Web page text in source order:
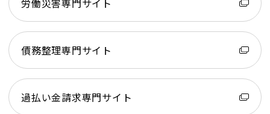
労働災害専門サイト
債務整理専門サイト
過払い金請求専門サイト